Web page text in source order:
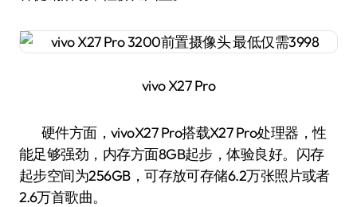
vivo X27 Pro
硬件方面，vivoX27 Pro搭载X27 Pro处理器，性
能足够强劲，内存方面8GB起步，体验良好。闪存
起步空间为256GB，可存放可存储6.2万张照片或者
2.6万首歌曲。